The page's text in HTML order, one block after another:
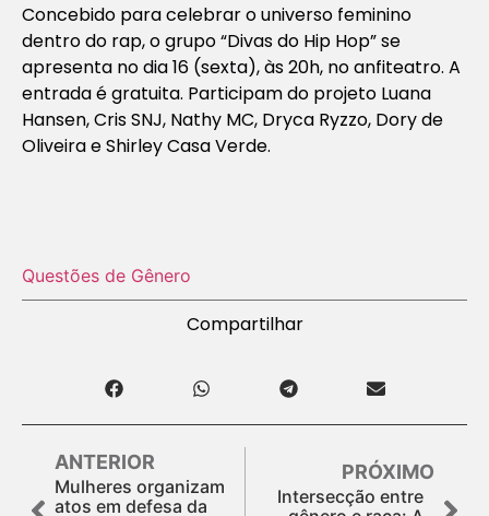
Concebido para celebrar o universo feminino
dentro do rap, o grupo “Divas do Hip Hop” se
apresenta no dia 16 (sexta), às 20h, no anfiteatro. A
entrada é gratuita. Participam do projeto Luana
Hansen, Cris SNJ, Nathy MC, Dryca Ryzzo, Dory de
Oliveira e Shirley Casa Verde.
Questões de Gênero
Compartilhar
ANTERIOR
Mulheres organizam
atos em defesa da
PRÓXIMO
Intersecção entre